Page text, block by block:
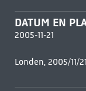
DATUM EN
2005-11-21
Londen, 2005/11/21